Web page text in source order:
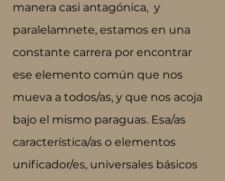
manera casi antagónica,  y
paralelamnete, estamos en una
constante carrera por encontrar
ese elemento común que nos
mueva a todos/as, y que nos acoja
bajo el mismo paraguas. Esa/as
característica/as o elementos
unificador/es, universales básicos